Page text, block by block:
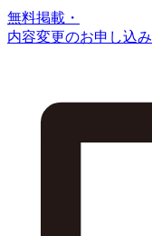
無料掲載・
内容変更のお申し込み